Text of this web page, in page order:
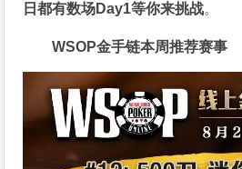
日都有数场Day1等你来挑战。
WSOP金手链本周推荐赛事